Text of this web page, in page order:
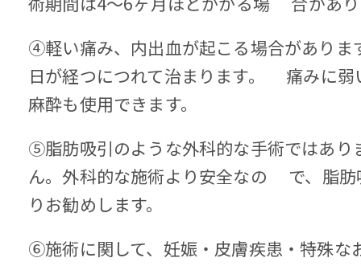
④軽い痛み、内出血が起こる場合がありま
日が経つにつれて治まります。 痛みに弱
麻酔も使用できます。
⑤脂肪吸引のような外科的な手術ではあり
ん。外科的な施術より安全なの で、脂肪
りお勧めします。
⑥施術に関して、妊娠・皮膚疾患・特殊な